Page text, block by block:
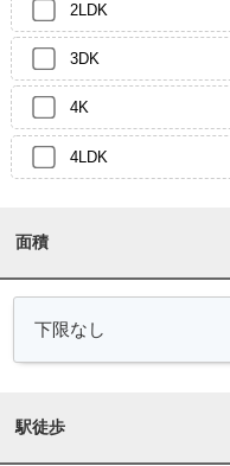
2LDK
3DK
4K
4LDK
面積
駅徒歩